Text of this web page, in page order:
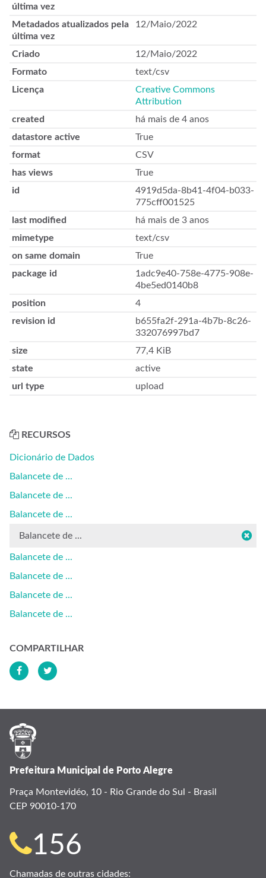
última vez
Metadados atualizados pela
última vez
12/Maio/2022
Criado
12/Maio/2022
Formato
text/csv
Licença
Creative Commons
Attribution
created
há mais de 4 anos
datastore active
True
format
CSV
has views
True
id
4919d5da-8b41-4f04-b033-
775cff001525
last modified
há mais de 3 anos
mimetype
text/csv
on same domain
True
package id
1adc9e40-758e-4775-908e-
4be5ed0140b8
position
4
revision id
b655fa2f-291a-4b7b-8c26-
332076997bd7
size
77,4 KiB
state
active
url type
upload
RECURSOS
Dicionário de Dados
Balancete de ...
Balancete de ...
Balancete de ...
Balancete de ...
Balancete de ...
Balancete de ...
Balancete de ...
Balancete de ...
COMPARTILHAR
Prefeitura Municipal de Porto Alegre
Praça Montevidéo, 10 - Rio Grande do Sul - Brasil
CEP 90010-170
Telefone
para
156
Chamadas de outras cidades: